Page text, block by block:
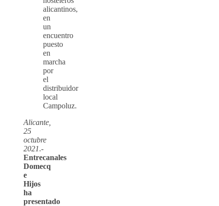
alicantinos,
en
un
encuentro
puesto
en
marcha
por
el
distribuidor
local
Campoluz.
Alicante,
25
octubre
2021.-
Entrecanales
Domecq
e
Hijos
ha
presentado